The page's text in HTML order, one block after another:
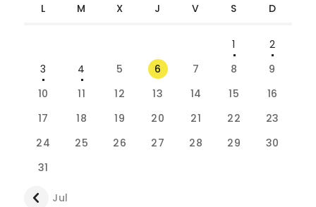
L M X J V S D
1
2
3
4 5 6 7 8
9
10
11 12 13 14 15
16
17
18 19 20 21 22
23
24
25 26 27 28 29
30
31
« Jul